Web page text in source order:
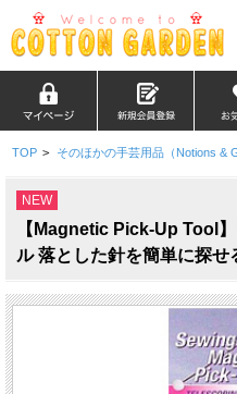
TOP > そのほかの手芸用品（Notions &
NEW
【Magnetic Pick-Up Tool
ル 落とした針を簡単に探せ